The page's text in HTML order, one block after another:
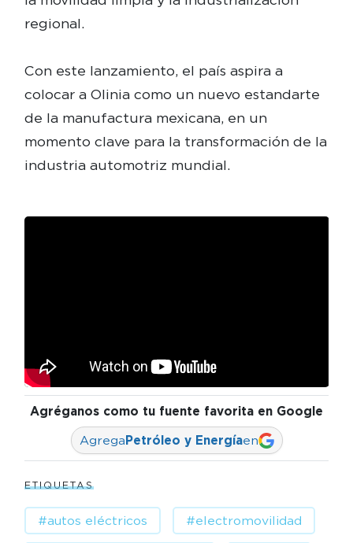
regional.
Con este lanzamiento, el país aspira a
colocar a Olinia como un nuevo estandarte
de la manufactura mexicana, en un
momento clave para la transformación de la
industria automotriz mundial.
Agréganos como tu fuente favorita en Google
AgregaPetróleo y Energíaen
ETIQUETAS
#autos eléctricos #electromovilidad